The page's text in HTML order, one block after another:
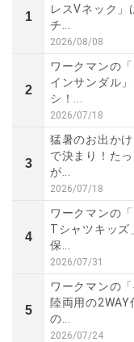
1
レスVネック」
チ...
2026/08/08
2
ワークマンの
インサンダル
シ！...
2026/07/18
3
猛暑のお出か
で決まり！た
が...
2026/07/18
4
ワークマンの
Tシャツキッズ
保...
2026/07/31
5
ワークマンの
陸両用の
の...
2026/07/24